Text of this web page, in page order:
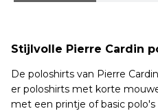
Stijlvolle Pierre Cardin
De poloshirts van Pierre
er poloshirts met korte
met een printje of basic